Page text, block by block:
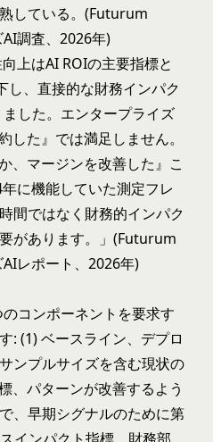
している。(Futurum
調査、2026年)
上はAI ROIの主要指標と
し、直接的な財務インパク
した。エンタープライズ
した』では満足しません。
、マージンを改善した』こ
に機能していた測定フレ
間ではなく財務的インパク
があります。」(Futurum
レポート、2026年)
コンポーネントを要求す
: (1) ベースライン、デプロ
ンプルサイズを含む現状の
、パターンが改善するよう
、早期シグナルのために第